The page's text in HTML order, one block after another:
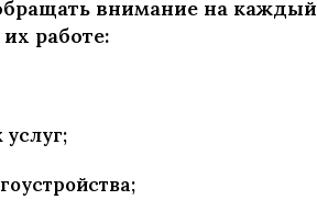
внимание на каждый
работе: